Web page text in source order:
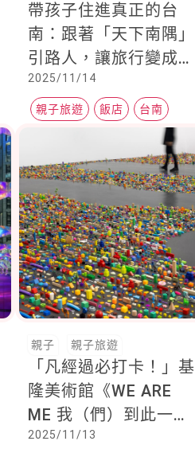
帶孩子住進真正的台
南：跟著「天下南隅」
引路人，讓旅行變成一
堂最真實的在地文化課
2025/11/14
親子旅遊 飯店 台南
親子 親子旅遊
「凡經過必打卡！」基
隆美術館《WE ARE
ME 我（們）到此一
遊》把社群儀式搬進展
2025/11/13